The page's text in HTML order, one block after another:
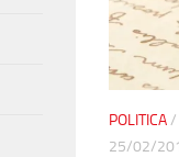
POLITICA/
25/02/